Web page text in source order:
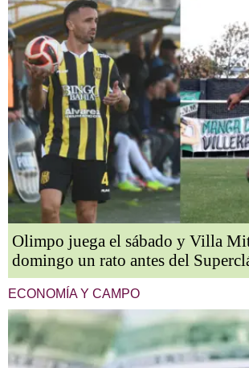
Olimpo juega el sábado y Villa
domingo un rato antes del
ECONOMÍA Y CAMPO